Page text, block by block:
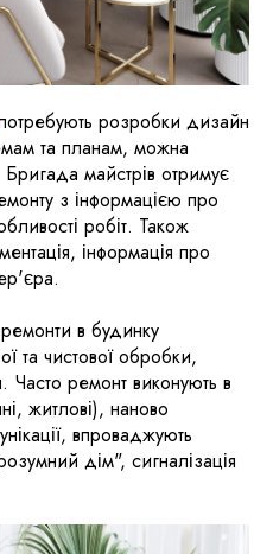
розробки дизайн
та планам, можна
Бригада майстрів отримує
з інформацією про
робіт. Також
інформація про
в будинку
та чистової обробки,
Часто ремонт виконують в
житлові), наново
впроваджують
дім", сигналізація